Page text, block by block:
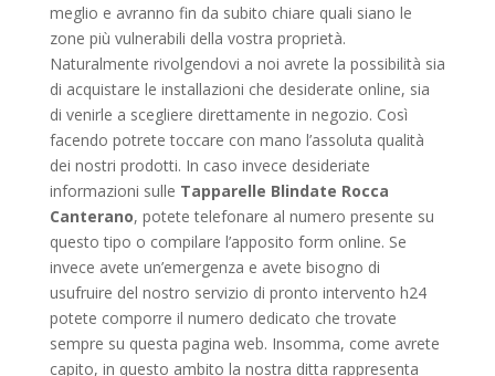
meglio e avranno fin da subito chiare quali siano le
zone più vulnerabili della vostra proprietà.
Naturalmente rivolgendovi a noi avrete la possibilità sia
di acquistare le installazioni che desiderate online, sia
di venirle a scegliere direttamente in negozio. Così
facendo potrete toccare con mano l’assoluta qualità
dei nostri prodotti. In caso invece desideriate
informazioni sulle Tapparelle Blindate Rocca
Canterano, potete telefonare al numero presente su
questo tipo o compilare l’apposito form online. Se
invece avete un’emergenza e avete bisogno di
usufruire del nostro servizio di pronto intervento h24
potete comporre il numero dedicato che trovate
sempre su questa pagina web. Insomma, come avrete
capito, in questo ambito la nostra ditta rappresenta